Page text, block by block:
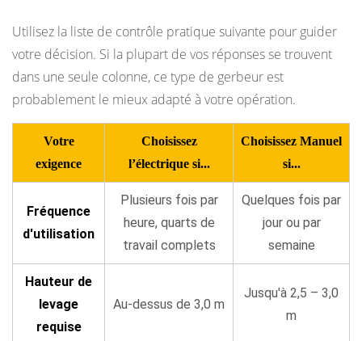
Utilisez la liste de contrôle pratique suivante pour guider
votre décision. Si la plupart de vos réponses se trouvent
dans une seule colonne, ce type de gerbeur est
probablement le mieux adapté à votre opération.
Votre
exigence
Choisissez
l’électrique si...
Choisissez Manuel
si...
Fréquence
d'utilisation
Plusieurs fois par
heure, quarts de
travail complets
Quelques fois par
jour ou par
semaine
Hauteur de
levage
requise
Au-dessus de 3,0 m
Jusqu'à 2,5 – 3,0
m